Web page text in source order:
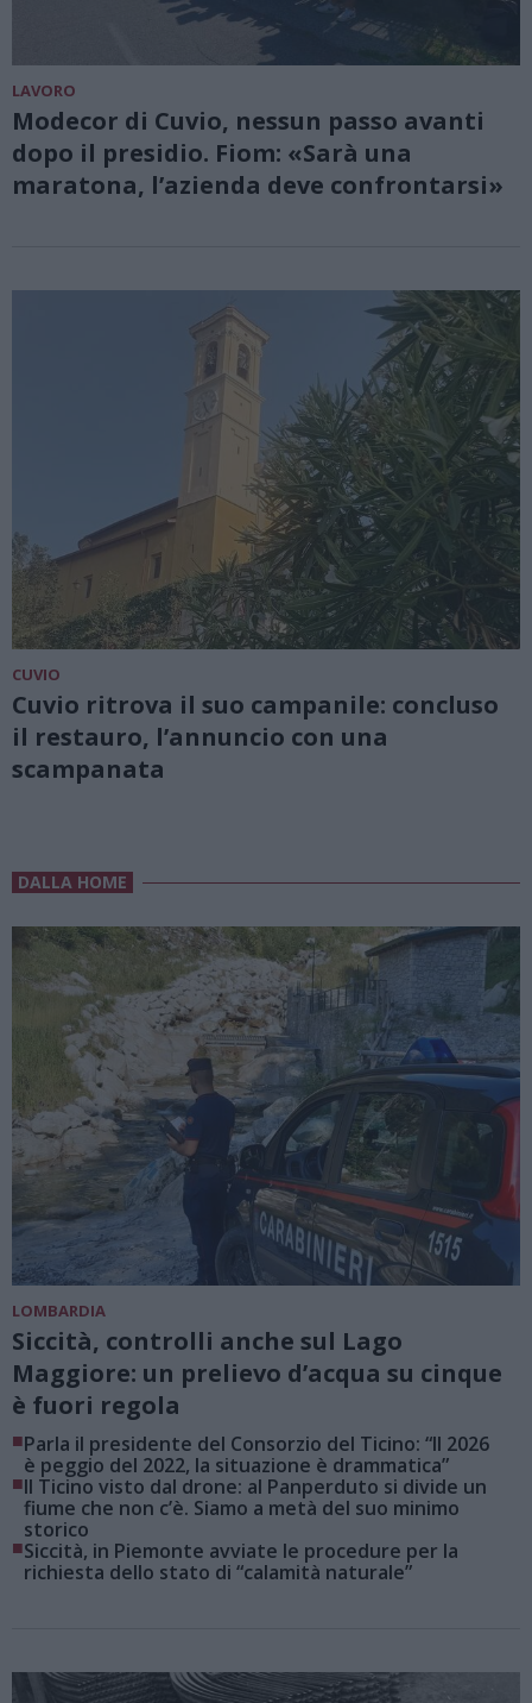
LAVORO
Modecor di Cuvio, nessun passo avanti
dopo il presidio. Fiom: «Sarà una
maratona, l’azienda deve confrontarsi»
CUVIO
Cuvio ritrova il suo campanile: concluso
il restauro, l’annuncio con una
scampanata
DALLA HOME
LOMBARDIA
Siccità, controlli anche sul Lago
Maggiore: un prelievo d’acqua su cinque
è fuori regola
■Parla il presidente del Consorzio del Ticino: “Il 2026
è peggio del 2022, la situazione è drammatica”
■Il Ticino visto dal drone: al Panperduto si divide un
fiume che non c’è. Siamo a metà del suo minimo
storico
■Siccità, in Piemonte avviate le procedure per la
richiesta dello stato di “calamità naturale”